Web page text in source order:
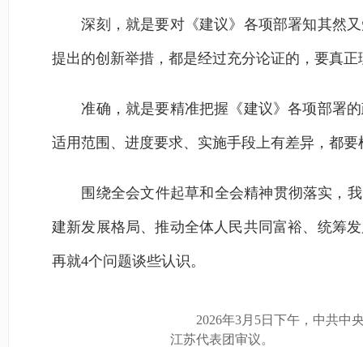
深刻，就是要对《建议》各项部署知其然又
提出的创新举措，都是经过充分论证的，要真
准确，就是要精准把握《建议》各项部署的
适用范围、进度要求、实施手段上有差异，都
围绕全会文件起草和全会精神贯彻落实，我
建新发展格局、推动全体人民共同富裕、统筹
再就4个问题谈些认识。
2026年3月5日下午，中共中央
江苏代表团审议。